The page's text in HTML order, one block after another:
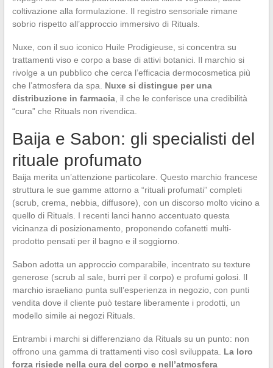
coltivazione alla formulazione. Il registro sensoriale rimane
sobrio rispetto all’approccio immersivo di Rituals.
Nuxe, con il suo iconico Huile Prodigieuse, si concentra su
trattamenti viso e corpo a base di attivi botanici. Il marchio si
rivolge a un pubblico che cerca l’efficacia dermocosmetica più
che l’atmosfera da spa. Nuxe si distingue per una
distribuzione in farmacia, il che le conferisce una credibilità
“cura” che Rituals non rivendica.
Baija e Sabon: gli specialisti del
rituale profumato
Baija merita un’attenzione particolare. Questo marchio francese
struttura le sue gamme attorno a “rituali profumati” completi
(scrub, crema, nebbia, diffusore), con un discorso molto vicino a
quello di Rituals. I recenti lanci hanno accentuato questa
vicinanza di posizionamento, proponendo cofanetti multi-
prodotto pensati per il bagno e il soggiorno.
Sabon adotta un approccio comparabile, incentrato su texture
generose (scrub al sale, burri per il corpo) e profumi golosi. Il
marchio israeliano punta sull’esperienza in negozio, con punti
vendita dove il cliente può testare liberamente i prodotti, un
modello simile ai negozi Rituals.
Entrambi i marchi si differenziano da Rituals su un punto: non
offrono una gamma di trattamenti viso così sviluppata. La loro
forza risiede nella cura del corpo e nell’atmosfera